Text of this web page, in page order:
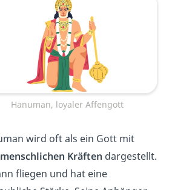
Hanuman, loyaler Affengott
wird oft als ein Gott mit
Kräften dargestellt.
fliegen und hat eine